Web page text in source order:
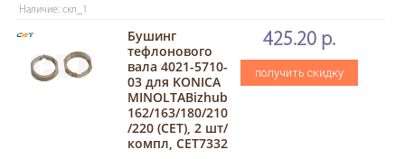
Наличие: скл_1
Бушинг
тефлонового
вала 4021-5710-
03 для KONICA
MINOLTABizhub
162/163/180/210
/220 (CET), 2 шт/
компл, CET7332
425.20 р.
получить скидку